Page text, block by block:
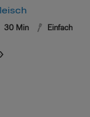
30 Min Einfach